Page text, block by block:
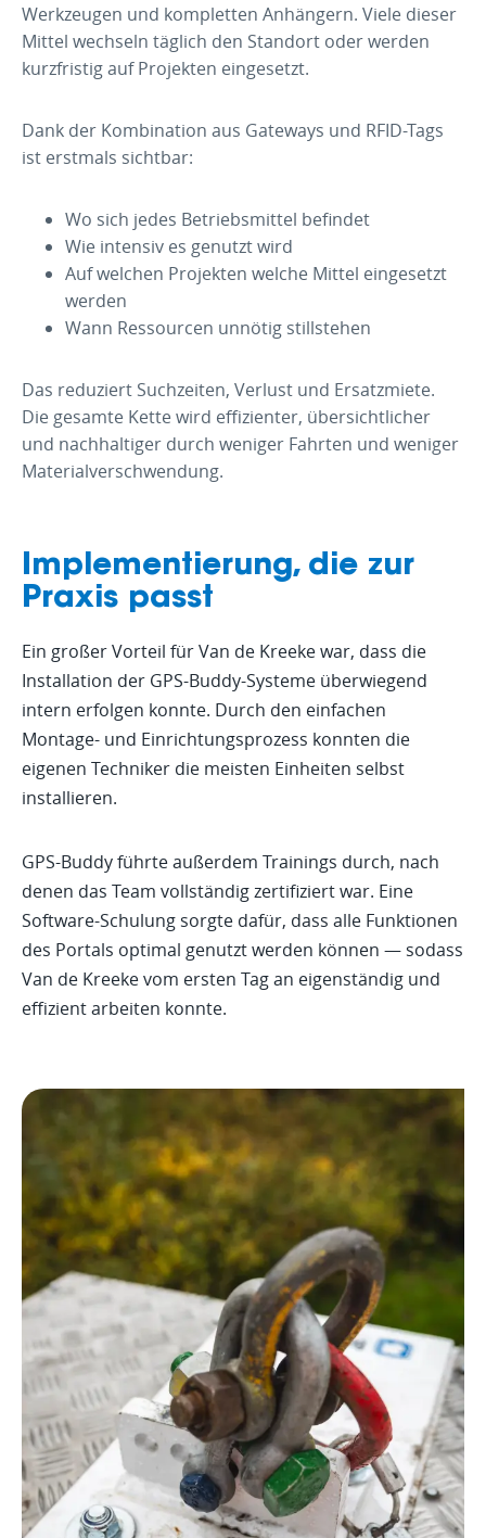
Werkzeugen und kompletten Anhängern. Viele dieser
Mittel wechseln täglich den Standort oder werden
kurzfristig auf Projekten eingesetzt.
Dank der Kombination aus Gateways und RFID-Tags
ist erstmals sichtbar:
Wo sich jedes Betriebsmittel befindet
Wie intensiv es genutzt wird
Auf welchen Projekten welche Mittel eingesetzt
werden
Wann Ressourcen unnötig stillstehen
Das reduziert Suchzeiten, Verlust und Ersatzmiete.
Die gesamte Kette wird effizienter, übersichtlicher
und nachhaltiger durch weniger Fahrten und weniger
Materialverschwendung.
Implementierung, die zur
Praxis passt
Ein großer Vorteil für Van de Kreeke war, dass die
Installation der GPS-Buddy-Systeme überwiegend
intern erfolgen konnte. Durch den einfachen
Montage- und Einrichtungsprozess konnten die
eigenen Techniker die meisten Einheiten selbst
installieren.
GPS-Buddy führte außerdem Trainings durch, nach
denen das Team vollständig zertifiziert war. Eine
Software-Schulung sorgte dafür, dass alle Funktionen
des Portals optimal genutzt werden können — sodass
Van de Kreeke vom ersten Tag an eigenständig und
effizient arbeiten konnte.